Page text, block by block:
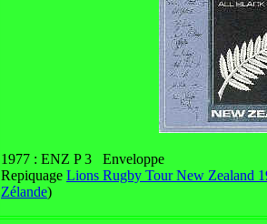
1977 : ENZ P 3 Enveloppe
Repiquage Lions Rugby Tour New Zealand
Zélande)